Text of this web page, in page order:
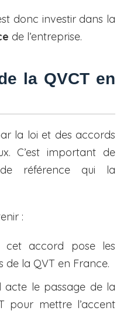
donc investir dans la
de l’entreprise.
la QVCT en
la loi et des accords
C’est important de
référence qui la
:
accord pose les
de la QVT en France.
le passage de la
pour mettre l’accent